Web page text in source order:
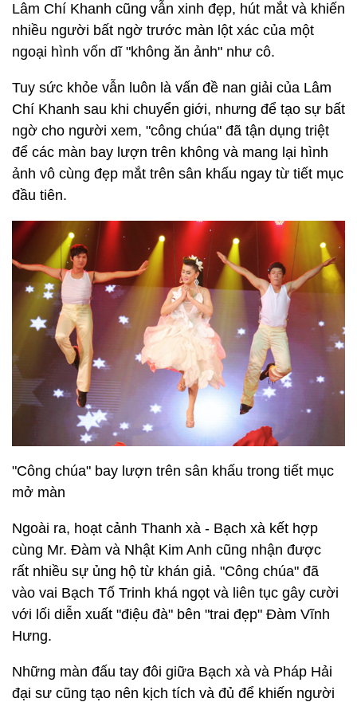
Lâm Chí Khanh cũng vẫn xinh đẹp, hút mắt và khiến
nhiều người bất ngờ trước màn lột xác của một
ngoại hình vốn dĩ "không ăn ảnh" như cô.
Tuy sức khỏe vẫn luôn là vấn đề nan giải của Lâm
Chí Khanh sau khi chuyển giới, nhưng để tạo sự bất
ngờ cho người xem, "công chúa" đã tận dụng triệt
để các màn bay lượn trên không và mang lại hình
ảnh vô cùng đẹp mắt trên sân khấu ngay từ tiết mục
đầu tiên.
"Công chúa" bay lượn trên sân khấu trong tiết mục
mở màn
Ngoài ra, hoạt cảnh Thanh xà - Bạch xà kết hợp
cùng Mr. Đàm và Nhật Kim Anh cũng nhận được
rất nhiều sự ủng hộ từ khán giả. "Công chúa" đã
vào vai Bạch Tố Trinh khá ngọt và liên tục gây cười
với lối diễn xuất "điệu đà" bên "trai đẹp" Đàm Vĩnh
Hưng.
Những màn đấu tay đôi giữa Bạch xà và Pháp Hải
đại sư cũng tạo nên kịch tích và đủ để khiến người